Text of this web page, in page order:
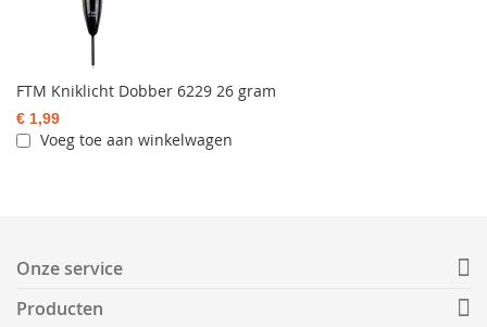
FTM Kniklicht Dobber 6229 26 gram
€ 1,99
Voeg toe aan winkelwagen
Onze service
Producten